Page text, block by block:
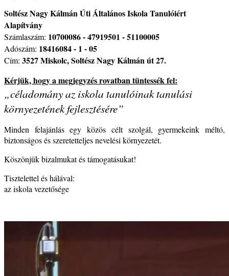
Soltész Nagy Kálmán Úti Általános Iskola Tanulóiért
Alapítvány
Számlaszám: 10700086 - 47919501 - 51100005
Adószám: 18416084 - 1 - 05
Cím: 3527 Miskolc, Soltész Nagy Kálmán út 27.
Kérjük, hogy a megjegyzés rovatban tüntessék fel:
„céladomány az iskola tanulóinak tanulási
környezetének fejlesztésére”
Minden felajánlás egy közös célt szolgál, gyermekeink méltó,
biztonságos és szeretetteljes nevelési környezetét.
Köszönjük bizalmukat és támogatásukat!
Tisztelettel és hálával:
az iskola vezetősége